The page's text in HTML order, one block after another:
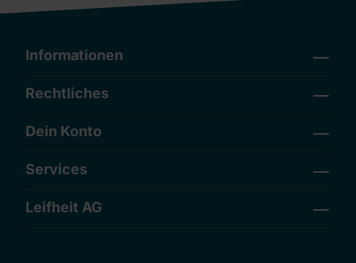
Informationen
Rechtliches
Dein Konto
Services
Leifheit AG